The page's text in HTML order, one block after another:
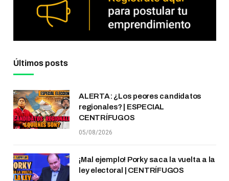
Últimos posts
ALERTA: ¿Los peores candidatos
regionales? | ESPECIAL
CENTRÍFUGOS
05/08/2026
¡Mal ejemplo! Porky saca la vuelta a la
ley electoral | CENTRÍFUGOS